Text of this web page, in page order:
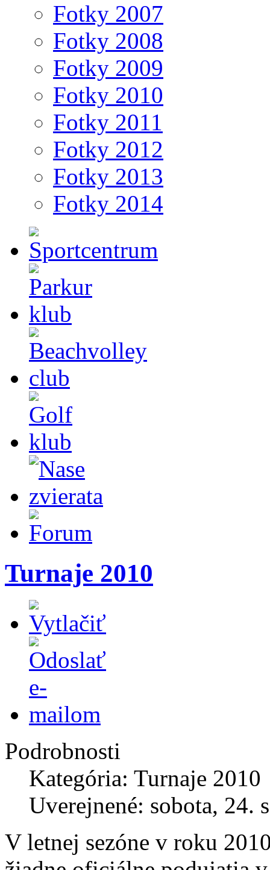
Fotky 2007
Fotky 2008
Fotky 2009
Fotky 2010
Fotky 2011
Fotky 2012
Fotky 2013
Fotky 2014
Turnaje 2010
Podrobnosti
Kategória: Turnaje 2010
Uverejnené: sobota, 24.
V letnej sezóne v roku